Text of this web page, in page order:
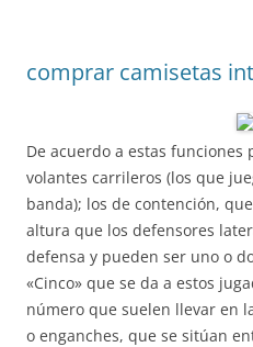
comprar camisetas
De acuerdo a estas
volantes carrileros (los que
banda); los de contención,
altura que los defensores
defensa y pueden ser uno o
«Cinco» que se da a estos
número que suelen llevar en
o enganches, que se sitúan